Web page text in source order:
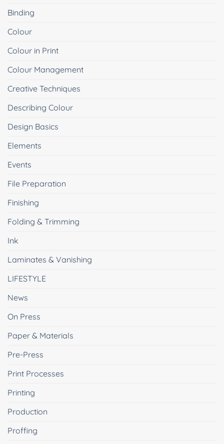
Binding
Colour
Colour in Print
Colour Management
Creative Techniques
Describing Colour
Design Basics
Elements
Events
File Preparation
Finishing
Folding & Trimming
Ink
Laminates & Vanishing
LIFESTYLE
News
On Press
Paper & Materials
Pre-Press
Print Processes
Printing
Production
Proffing